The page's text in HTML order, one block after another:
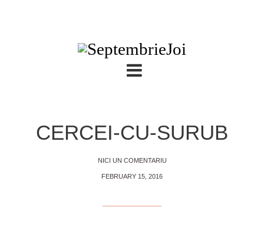
CERCEI-CU-SURUB
NICI UN COMENTARIU
FEBRUARY 15, 2016